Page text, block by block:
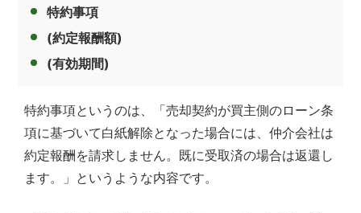
特約事項
(約定報酬額)
(有効期間)
特約事項というのは、「売却契約が買主側のローン条
項に基づいて白紙解除となった場合には、仲介会社は
約定報酬を請求しません。既に受取済の場合は返還し
ます。」というような内容です。